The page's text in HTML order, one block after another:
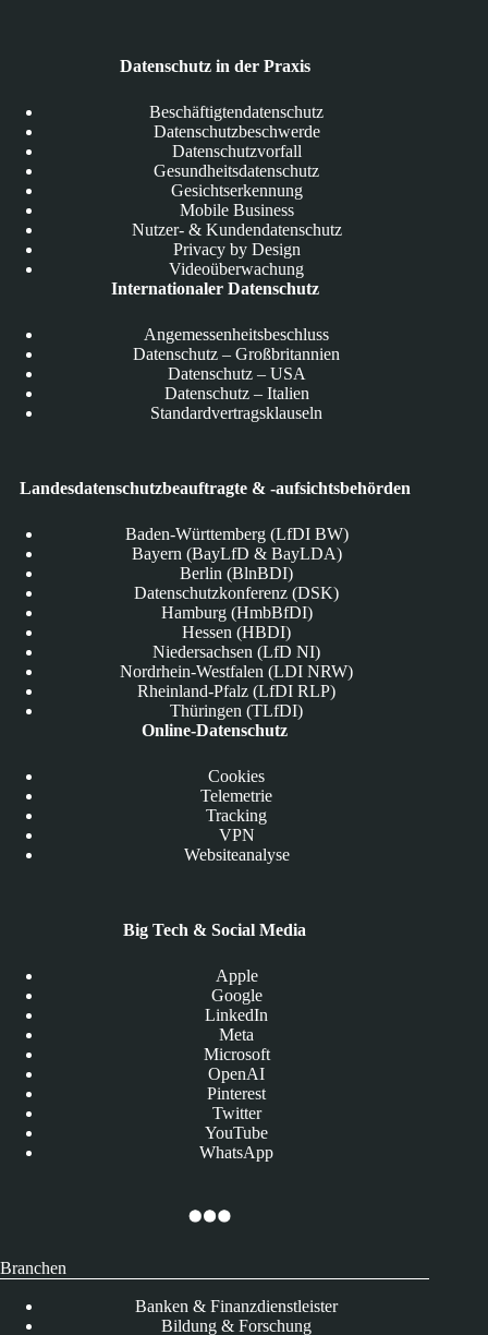
Datenschutz in der Praxis
Beschäftigtendatenschutz
Datenschutzbeschwerde
Datenschutzvorfall
Gesundheitsdatenschutz
Gesichtserkennung
Mobile Business
Nutzer- & Kundendatenschutz
Privacy by Design
Videoüberwachung
Internationaler Datenschutz
Angemessenheitsbeschluss
Datenschutz – Großbritannien
Datenschutz – USA
Datenschutz – Italien
Standardvertragsklauseln
Landesdatenschutzbeauftragte & -aufsichtsbehörden
Baden-Württemberg (LfDI BW)
Bayern (BayLfD & BayLDA)
Berlin (BlnBDI)
Datenschutzkonferenz (DSK)
Hamburg (HmbBfDI)
Hessen (HBDI)
Niedersachsen (LfD NI)
Nordrhein-Westfalen (LDI NRW)
Rheinland-Pfalz (LfDI RLP)
Thüringen (TLfDI)
Online-Datenschutz
Cookies
Telemetrie
Tracking
VPN
Websiteanalyse
Big Tech & Social Media
Apple
Google
LinkedIn
Meta
Microsoft
OpenAI
Pinterest
Twitter
YouTube
WhatsApp
Branchen
Banken & Finanzdienstleister
Bildung & Forschung